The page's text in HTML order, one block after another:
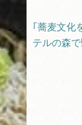
｢蕎麦文化
テルの森